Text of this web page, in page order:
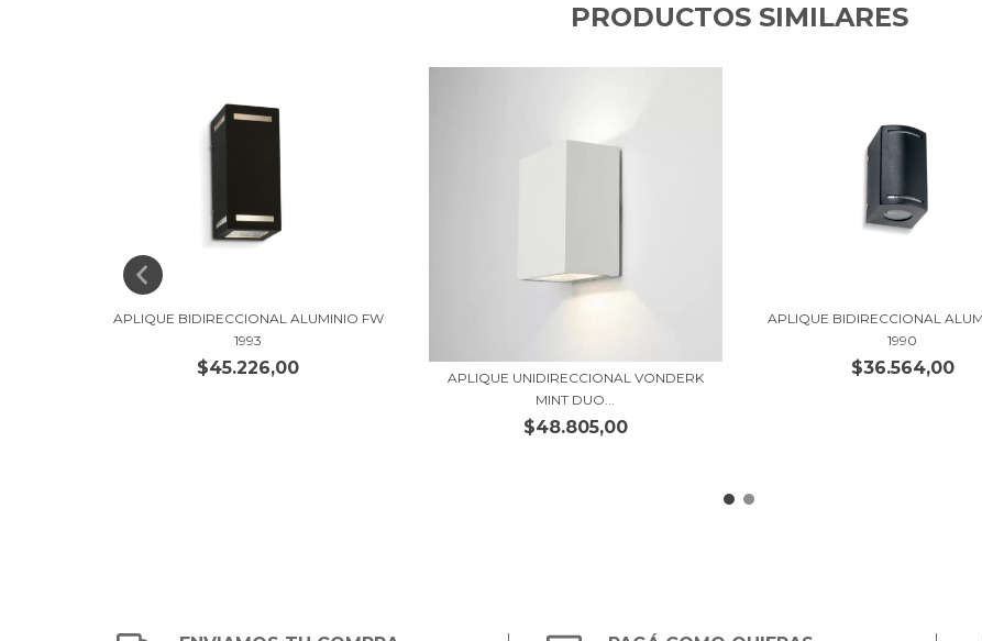
PRODUCTOS SIMILARES
APLIQUE BIDIRECCIONAL ALUMINIO FW
1993
$45.226,00
APLIQUE UNIDIRECCIONAL VONDERK
MINT DUO...
$48.805,00
APLIQUE BIDIRECCIONAL
1990
$36.564,00